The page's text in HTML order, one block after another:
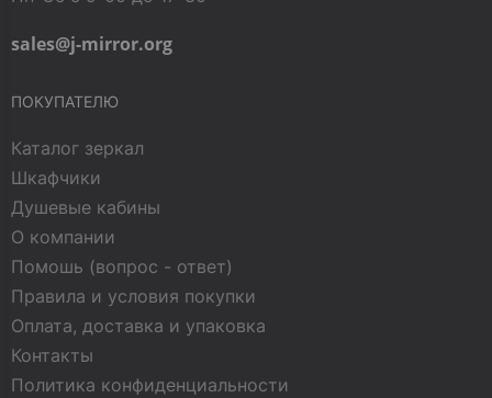
sales@j-mirror.org
ПОКУПАТЕЛЮ
Каталог зеркал
Шкафчики
Душевые кабины
О компании
Помошь (вопрос - ответ)
Правила и условия покупки
Оплата, доставка и упаковка
Контакты
Политика конфиденциальности